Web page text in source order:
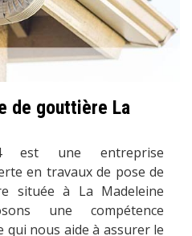
de gouttière La
est une entreprise
en travaux de pose de
située à La Madeleine
une compétence
nous aide à assurer le